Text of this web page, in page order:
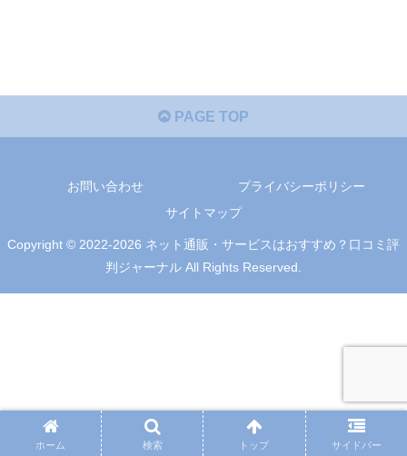
PAGE TOP
お問い合わせ
プライバシーポリシー
サイトマップ
Copyright © 2022-2026 ネット通販・サービスはおすすめ？口コミ評
判ジャーナル All Rights Reserved.
ホーム 検索 トップ サイドバー